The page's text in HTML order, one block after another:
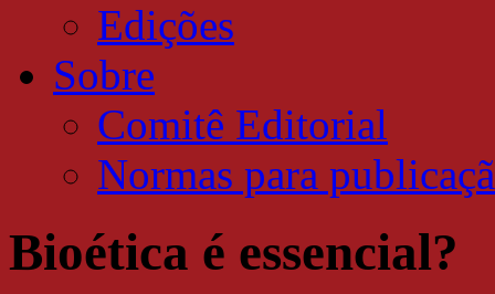
Edições
Sobre
Comitê Editorial
Normas para
Bioética é essencial?